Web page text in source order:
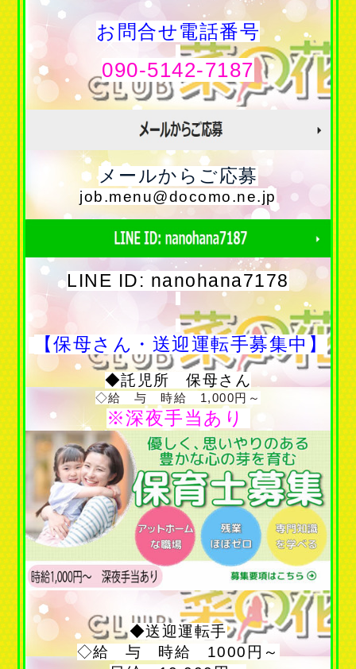
お問合せ電話番号
090-5142-7187
メールからご応募
job.menu@docomo.ne.jp
LINE ID: nanohana7178
【保母さん・送迎運転手募集中】
◆託児所 保母さん
◇給 与 時給 1,000円～
※深夜手当あり
◆送迎運転手
◇給 与 時給 1000円～